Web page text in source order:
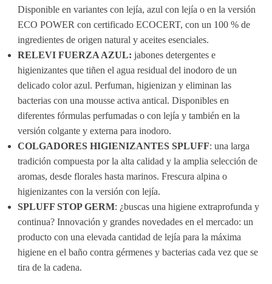
Disponible en variantes con lejía, azul con lejía o en la versión
ECO POWER con certificado ECOCERT, con un 100 % de
ingredientes de origen natural y aceites esenciales.
RELEVI FUERZA AZUL: jabones detergentes e
higienizantes que tiñen el agua residual del inodoro de un
delicado color azul. Perfuman, higienizan y eliminan las
bacterias con una mousse activa antical. Disponibles en
diferentes fórmulas perfumadas o con lejía y también en la
versión colgante y externa para inodoro.
COLGADORES HIGIENIZANTES SPLUFF: una larga
tradición compuesta por la alta calidad y la amplia selección de
aromas, desde florales hasta marinos. Frescura alpina o
higienizantes con la versión con lejía.
SPLUFF STOP GERM: ¿buscas una higiene extraprofunda y
continua? Innovación y grandes novedades en el mercado: un
producto con una elevada cantidad de lejía para la máxima
higiene en el baño contra gérmenes y bacterias cada vez que se
tira de la cadena.